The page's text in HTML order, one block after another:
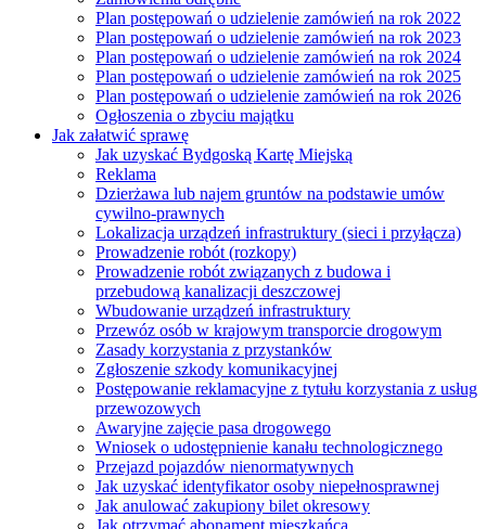
Plan postępowań o udzielenie zamówień na rok 2022
Plan postępowań o udzielenie zamówień na rok 2023
Plan postępowań o udzielenie zamówień na rok 2024
Plan postępowań o udzielenie zamówień na rok 2025
Plan postępowań o udzielenie zamówień na rok 2026
Ogłoszenia o zbyciu majątku
Jak załatwić sprawę
Jak uzyskać Bydgoską Kartę Miejską
Reklama
Dzierżawa lub najem gruntów na podstawie umów
cywilno-prawnych
Lokalizacja urządzeń infrastruktury (sieci i przyłącza)
Prowadzenie robót (rozkopy)
Prowadzenie robót związanych z budowa i
przebudową kanalizacji deszczowej
Wbudowanie urządzeń infrastruktury
Przewóz osób w krajowym transporcie drogowym
Zasady korzystania z przystanków
Zgłoszenie szkody komunikacyjnej
Postępowanie reklamacyjne z tytułu korzystania z usług
przewozowych
Awaryjne zajęcie pasa drogowego
Wniosek o udostępnienie kanału technologicznego
Przejazd pojazdów nienormatywnych
Jak uzyskać identyfikator osoby niepełnosprawnej
Jak anulować zakupiony bilet okresowy
Jak otrzymać abonament mieszkańca